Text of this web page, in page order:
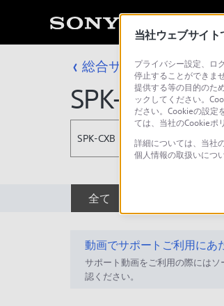
総合サポート・お問い
SPK-CXB
SPK-CXB
全て
動画でサポートご利用にあ
サポート動画をご利用の際には
認ください。
当社ウェブサイト
プライバシー設定、ロ
停止することができま
提供する等の目的のた
ックしてください。
ださい。Cookieの設定
ては、当社のCookieポ
詳細については、当社
個人情報の取扱いにつ